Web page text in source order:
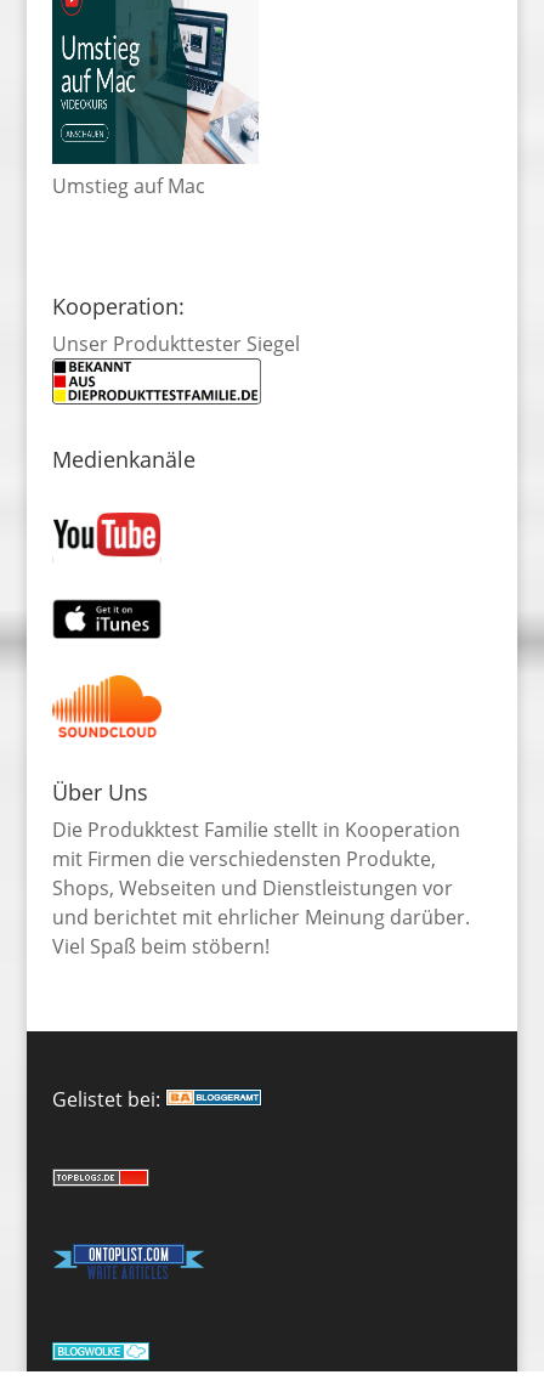
Umstieg auf Mac
Kooperation:
Unser Produkttester Siegel
Medienkanäle
Über Uns
Die Produkktest Familie stellt in Kooperation
mit Firmen die verschiedensten Produkte,
Shops, Webseiten und Dienstleistungen vor
und berichtet mit ehrlicher Meinung darüber.
Viel Spaß beim stöbern!
Gelistet bei: